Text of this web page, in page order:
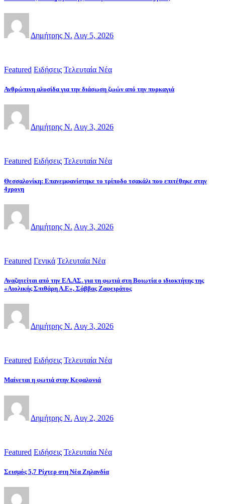
Δημήτρης Ν. Αυγ 5, 2026
Featured Ειδήσεις Τελευταία Νέα
Ανθρώπινη αλυσίδα για την διάσωση ζωών από την πυρκαγιά
Δημήτρης Ν. Αυγ 3, 2026
Featured Ειδήσεις Τελευταία Νέα
Θεσσαλονίκη: Επανεμφανίστηκε το τρίποδο τσακάλι που επιτέθηκε στην
4χρονη
Δημήτρης Ν. Αυγ 3, 2026
Featured Γενικά Τελευταία Νέα
Αναζητείται από την ΕΛ.ΑΣ. για τη φωτιά στη Βοιωτία ο ιδιοκτήτης της
«Αιολικής Σπιθάρη Α.Ε», Σάββας Ζαφειράτος
Δημήτρης Ν. Αυγ 3, 2026
Featured Ειδήσεις Τελευταία Νέα
Μαίνεται η φωτιά στην Κεφαλονιά
Δημήτρης Ν. Αυγ 2, 2026
Featured Ειδήσεις Τελευταία Νέα
Σεισμός 5,7 Ρίχτερ στη Νέα Ζηλανδία